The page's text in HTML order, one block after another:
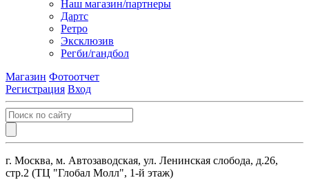
Наш магазин/партнеры
Дартс
Ретро
Эксклюзив
Регби/гандбол
Магазин Фотоотчет
Регистрация Вход
г. Москва, м. Автозаводская, ул. Ленинская слобода, д.26,
стр.2 (ТЦ "Глобал Молл", 1-й этаж)